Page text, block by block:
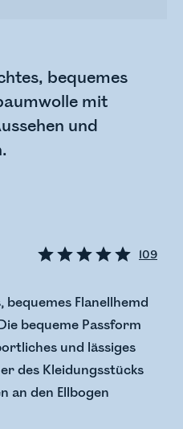
bequemes
mit
und
109
bequemes Flanellhemd
bequeme Passform
und lässiges
des Kleidungsstücks
an den Ellbogen